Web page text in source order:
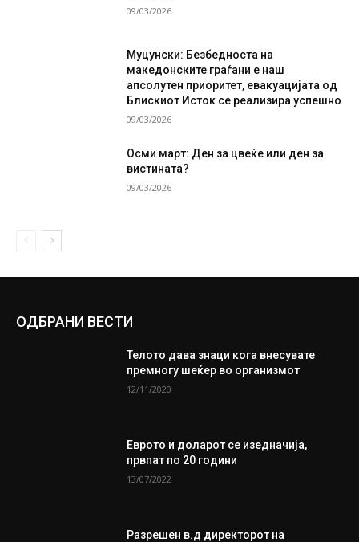
09/03/2026
Муцунски: Безбедноста на
македонските граѓани е наш
апсолутен приоритет, евакуацијата од
Блискиот Исток се реализира успешно
09/03/2026
Осми март: Ден за цвеќе или ден за
вистината?
09/03/2026
ОДБРАНИ ВЕСТИ
Телото дава знаци кога внесувате
премногу шеќер во организмот
12/11/2020
Еврото и доларот се изедначија,
првпат по 20 години
13/07/2022
Разрешен в.д директорот на